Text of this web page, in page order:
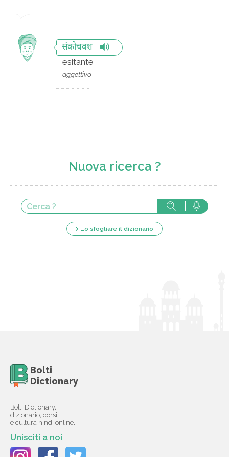
संकोचवश
esitante
aggettivo
Nuova ricerca ?
…o sfogliare il dizionario
Bolti
Dictionary
Bolti Dictionary,
dizionario, corsi
e cultura hindi online.
Unisciti a noi